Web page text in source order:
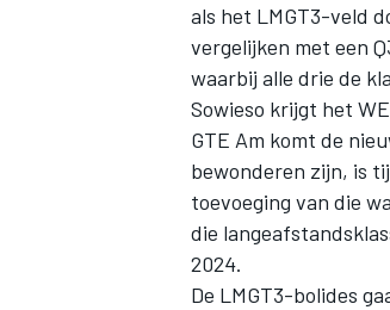
WEC
als het LMGT3-veld
vergelijken met een
waarbij alle drie de
Sowieso krijgt het
GTE Am komt de
bewonderen zijn, is
toevoeging van die
die
2024.
De LMGT3-bolides